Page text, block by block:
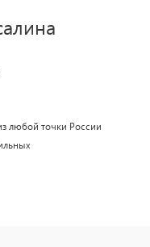
любой точки России